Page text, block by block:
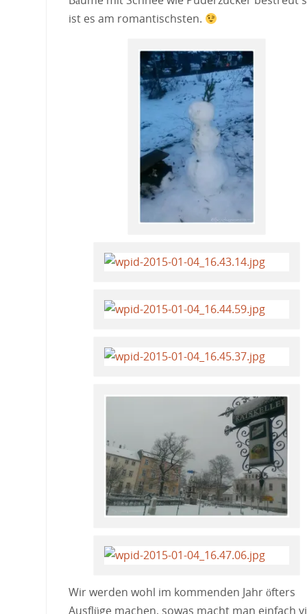
ist es am romantischsten.
Wir werden wohl im kommenden Jahr öfters
Ausflüge machen, sowas macht man einfach